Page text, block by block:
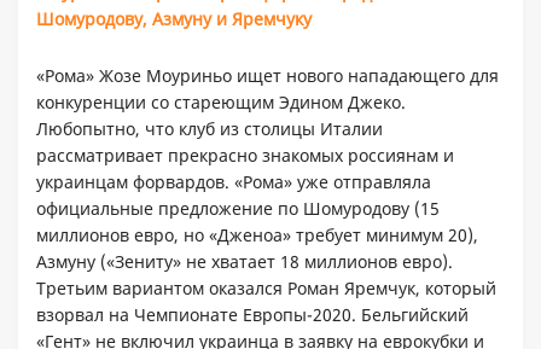
Шомуродову, Азмуну и Яремчуку
«Рома» Жозе Моуриньо ищет нового нападающего для
конкуренции со стареющим Эдином Джеко.
Любопытно, что клуб из столицы Италии
рассматривает прекрасно знакомых россиянам и
украинцам форвардов. «Рома» уже отправляла
официальные предложение по Шомуродову (15
миллионов евро, но «Дженоа» требует минимум 20),
Азмуну («Зениту» не хватает 18 миллионов евро).
Третьим вариантом оказался Роман Яремчук, который
взорвал на Чемпионате Европы-2020. Бельгийский
«Гент» не включил украинца в заявку на еврокубки и